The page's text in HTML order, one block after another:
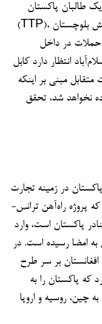
طالبان پاکستان
(TTP)، فتنه الخوارج، و ارتش آزادی‌بخش بلوچستان (BLA) ارائه
حملات در داخل
انتظار دارد کابل
مبنی بر اینکه
نخواهد شد، تحقق
در زمینه تجارت
پروژه راه‌آهن ترانس-
پاکستان است، وارد
امضا رسیده است. در
افغانستان بر سر طرح
کار کرد که پاکستان را به
چین، روسیه و اروپا